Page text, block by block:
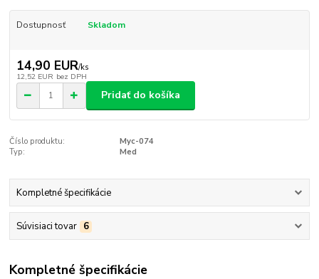
Dostupnosť Skladom
14,90 EUR/ks
12,52 EUR bez DPH
Pridať do košíka
Číslo produktu:
Myc-074
Typ:
Med
Kompletné špecifikácie
Súvisiaci tovar 6
Kompletné špecifikácie